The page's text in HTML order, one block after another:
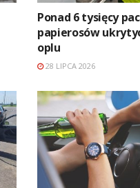
Ponad 6 tysięcy
papierosów
oplu
28 LIPCA 2026